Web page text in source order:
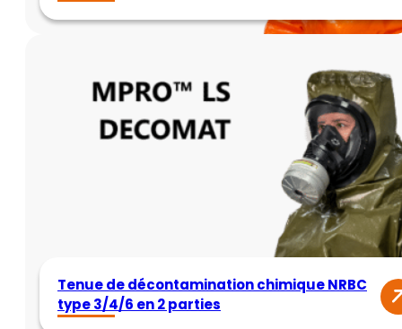
Tenue de décontamination chimique NRBC
type 3/4/6 en 2 parties